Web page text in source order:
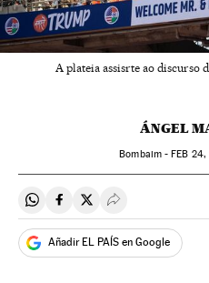
A plateia assisrte ao discurso
ÁNGEL
Bombaim -FEB 24,
Compartir en Whatsapp
Compartir en Facebook
Compartir en Twitter
Desplegar
Añadir EL PAÍS en Google